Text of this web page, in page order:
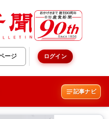
ージ ログイン
記事ナビ